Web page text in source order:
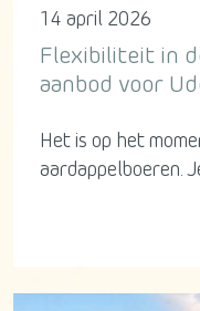
14 april 2026
Flexibiliteit in
aanbod voor
Het is op het
aardappelboeren.